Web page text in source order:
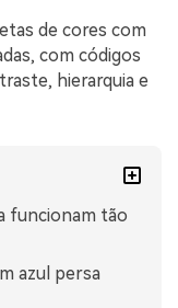
de cores com
com códigos
hierarquia e
funcionam tão
azul persa